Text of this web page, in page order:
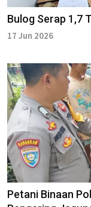
Bulog Serap 1,7
17 Jun 2026
Petani Binaan